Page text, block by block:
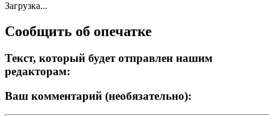
Загрузка...
Сообщить об опечатке
Текст, который будет отправлен нашим
редакторам:
Ваш комментарий (необязательно):